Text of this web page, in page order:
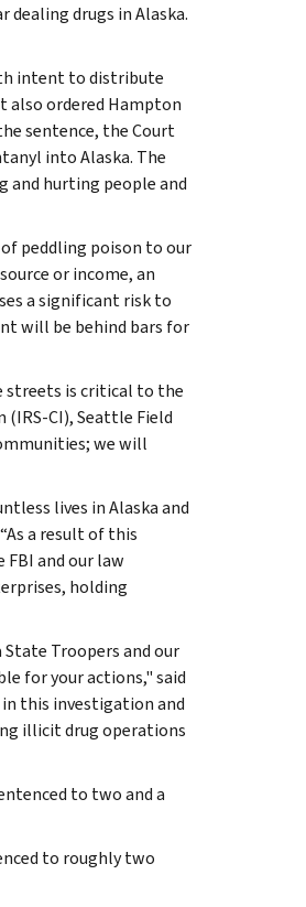
dealing drugs in Alaska.
intent to distribute
also ordered Hampton
sentence, the Court
into Alaska. The
and hurting people and
peddling poison to our
or income, an
a significant risk to
will be behind bars for
streets is critical to the
(IRS-CI), Seattle Field
we will
lives in Alaska and
a result of this
and our law
holding
Troopers and our
for your actions," said
this investigation and
illicit drug operations
to two and a
to roughly two